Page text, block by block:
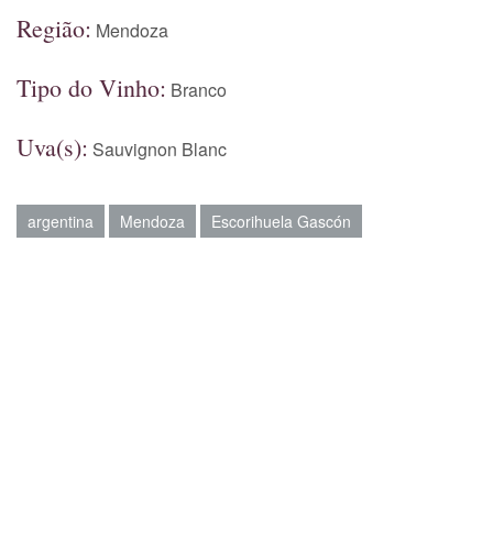
Região: Mendoza
Tipo do Vinho: Branco
Uva(s): Sauvignon Blanc
argentina Mendoza Escorihuela Gascón